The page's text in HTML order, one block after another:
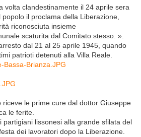
volta clandestinamente il 24 aprile sera
il proclama della Liberazione,
riconosciuta insieme
scaturita dal Comitato stesso. ».
dal 21 al 25 aprile 1945, quando
patrioti detenuti alla Villa Reale.
riceve le prime cure dal dottor Giuseppe
le ferite.
partigiani lissonesi alla grande sfilata del
dei lavoratori dopo la Liberazione.